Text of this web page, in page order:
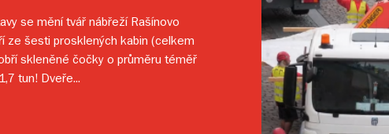
se mění tvář nábřeží Rašínovo
ze šesti prosklených kabin (celkem
skleněné čočky o průměru téměř
tun! Dveře...